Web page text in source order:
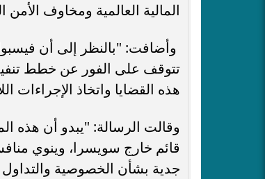
المالية العالمية ومخاوف الأمن
وأضافت: "بالنظر إلى أن
تتوقف على الفور عن خطط
هذه القضايا واتخاذ الإجراءات
وقالت الرسالة: "يبدو أن هذه
قائم خارج سويسرا، وينوي
جدية بشأن الخصوصية